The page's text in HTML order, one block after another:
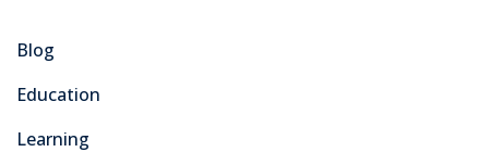
Blog
Education
Learning